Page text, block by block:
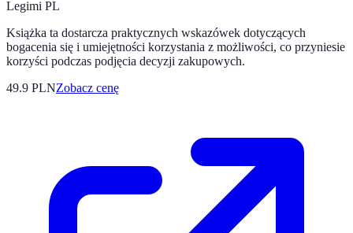
Legimi PL
Książka ta dostarcza praktycznych wskazówek dotyczących
bogacenia się i umiejętności korzystania z możliwości, co przyniesie
korzyści podczas podjęcia decyzji zakupowych.
49.9 PLNZobacz cenę